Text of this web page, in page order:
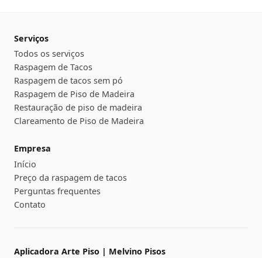
Serviços
Todos os serviços
Raspagem de Tacos
Raspagem de tacos sem pó
Raspagem de Piso de Madeira
Restauração de piso de madeira
Clareamento de Piso de Madeira
Empresa
Início
Preço da raspagem de tacos
Perguntas frequentes
Contato
Aplicadora Arte Piso | Melvino Pisos